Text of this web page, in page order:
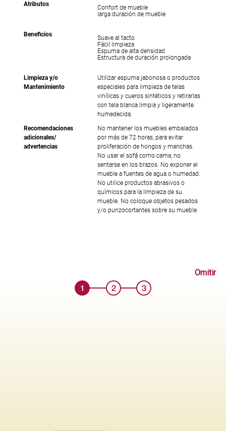
Atributos
Confort de mueble
larga duración de mueble
Beneficios
Suave al tacto
Fácil limpieza
Espuma de alta densidad
Estructura de duración prolongada
Limpieza y/o
Mantenimiento
Utilizar espuma jabonosa o productos
especiales para limpieza de telas
vinílicas y cueros sintéticos y retirarlas
con tela blanca limpia y ligeramente
humedecida.
Recomendaciones
adicionales/
advertencias
No mantener los muebles embalados
por más de 72 horas, para evitar
proliferación de hongos y manchas.
No usar el sofá como cama, no
sentarse en los brazos. No exponer el
mueble a fuentes de agua o humedad.
No utilice productos abrasivos o
químicos para la limpieza de su
mueble. No coloque objetos pesados
y/o punzocortantes sobre su mueble.